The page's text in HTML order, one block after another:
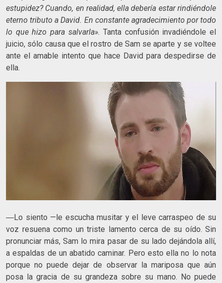
estupidez? Cuando, en realidad, ella debería estar rindiéndole
eterno tributo a David. En constante agradecimiento por todo
lo que hizo para salvarla».Tanta confusión invadiéndole el
juicio, sólo causa que el rostro de Sam se aparte y se voltee
ante el amable intento que hace David para despedirse de
ella.
―Lo siento —le escucha musitar y el leve carraspeo de su
voz resuena como un triste lamento cerca de su oído. Sin
pronunciar más, Sam lo mira pasar de su lado dejándola allí,
a espaldas de un abatido caminar. Pero esto ella no lo nota
porque no puede dejar de observar la mariposa que aún
posa la gracia de su grandeza sobre su mano. No puede